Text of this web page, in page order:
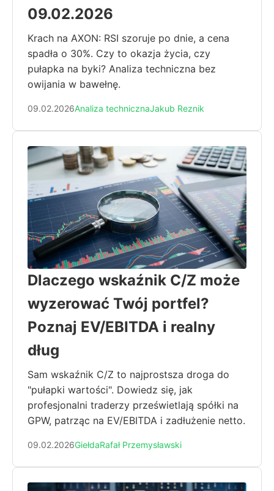
09.02.2026
Krach na AXON: RSI szoruje po dnie, a cena
spadła o 30%. Czy to okazja życia, czy
pułapka na byki? Analiza techniczna bez
owijania w bawełnę.
09.02.2026Analiza technicznaJakub Reznik
Dlaczego wskaźnik C/Z może
wyzerować Twój portfel?
Poznaj EV/EBITDA i realny
dług
Sam wskaźnik C/Z to najprostsza droga do
"pułapki wartości". Dowiedz się, jak
profesjonalni traderzy prześwietlają spółki na
GPW, patrząc na EV/EBITDA i zadłużenie netto.
09.02.2026GiełdaRafał Przemysławski